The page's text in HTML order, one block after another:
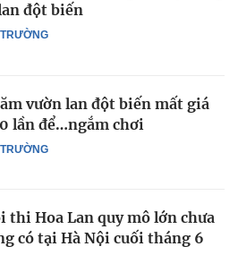
đột biến
vườn lan đột biến mất giá
lần để…ngắm chơi
thi Hoa Lan quy mô lớn chưa
có tại Hà Nội cuối tháng 6